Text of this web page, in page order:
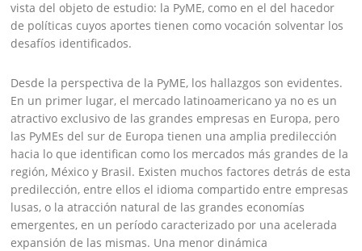
vista del objeto de estudio: la PyME, como en el del hacedor
de políticas cuyos aportes tienen como vocación solventar los
desafíos identificados.
Desde la perspectiva de la PyME, los hallazgos son evidentes.
En un primer lugar, el mercado latinoamericano ya no es un
atractivo exclusivo de las grandes empresas en Europa, pero
las PyMEs del sur de Europa tienen una amplia predilección
hacia lo que identifican como los mercados más grandes de la
región, México y Brasil. Existen muchos factores detrás de esta
predilección, entre ellos el idioma compartido entre empresas
lusas, o la atracción natural de las grandes economías
emergentes, en un período caracterizado por una acelerada
expansión de las mismas. Una menor dinámica